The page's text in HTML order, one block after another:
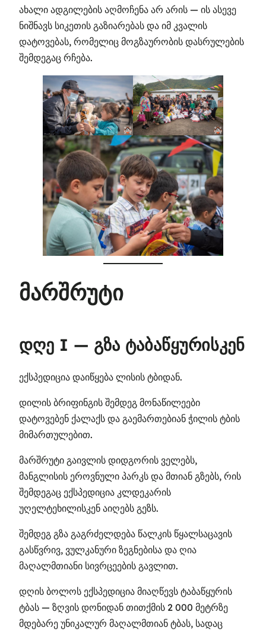
ახალი ადგილების აღმოჩენა არ არის — ის ასევე
ნიშნავს სიკეთის გაზიარებას და იმ კვალის
დატოვებას, რომელიც მოგზაურობის დასრულების
შემდეგაც რჩება.
მარშრუტი
დღე I — გზა ტაბაწყურისკენ
ექსპედიცია დაიწყება ლისის ტბიდან.
დილის ბრიფინგის შემდეგ მონაწილეები
დატოვებენ ქალაქს და გაემართებიან ჭილის ტბის
მიმართულებით.
მარშრუტი გაივლის დიდგორის ველებს,
მანგლისის ეროვნული პარკს და მთიან გზებს, რის
შემდეგაც ექსპედიცია კლდეკარის
უღელტეხილისკენ აიღებს გეზს.
შემდეგ გზა გაგრძელდება წალკის წყალსაცავის
გასწვრივ, ვულკანური ზეგნებისა და ღია
მაღალმთიანი სივრცეების გავლით.
დღის ბოლოს ექსპედიცია მიაღწევს ტაბაწყურის
ტბას — ზღვის დონიდან თითქმის 2 000 მეტრზე
მდებარე უნიკალურ მაღალმთიან ტბას, სადაც